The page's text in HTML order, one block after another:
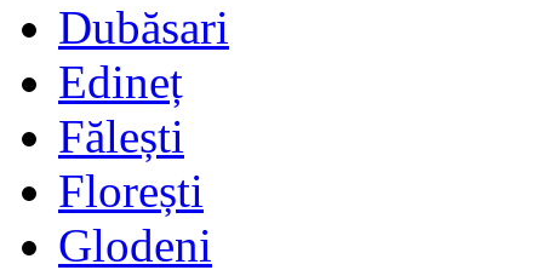
Dubăsari
Edineț
Fălești
Florești
Glodeni